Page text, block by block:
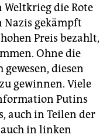
die Rote
Nazis gekämpft
Preis bezahlt,
Ohne die
diesen
gewinnen. Viele
Putins
auch in Teilen der
in linken